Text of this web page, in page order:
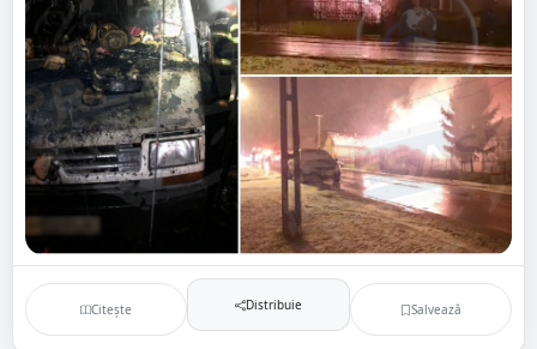
Citește Distribuie Salvează